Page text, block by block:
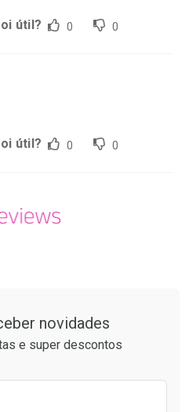
útil? 0 0
útil? 0 0
novidades
e super descontos